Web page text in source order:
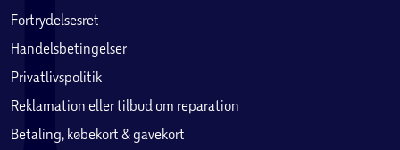
Fortrydelsesret
Handelsbetingelser
Privatlivspolitik
Reklamation eller tilbud om reparation
Betaling, købekort & gavekort